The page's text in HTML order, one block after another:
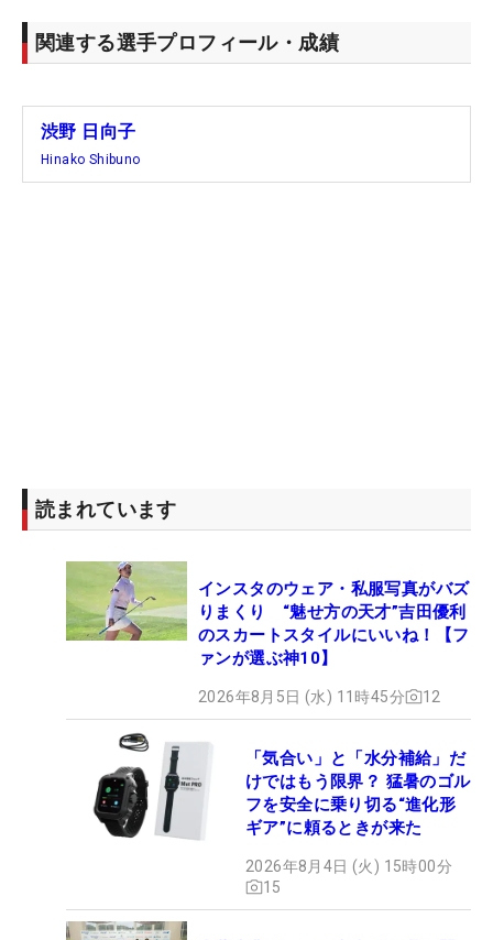
関連する選手プロフィール・成績
渋野 日向子
Hinako Shibuno
読まれています
インスタのウェア・私服写真がバズ
りまくり “魅せ方の天才”吉田優利
のスカートスタイルにいいね！【フ
ァンが選ぶ神10】
2026年8月5日 (水) 11時45分 12
「気合い」と「水分補給」だ
けではもう限界？ 猛暑のゴル
フを安全に乗り切る“進化形
ギア”に頼るときが来た
2026年8月4日 (火) 15時00分
15